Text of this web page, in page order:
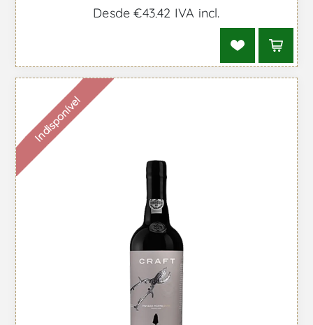
Desde €43,42 IVA incl.
Indisponível